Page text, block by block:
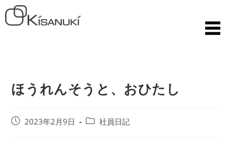
ほうれんそうと、おひたし
2023年2月9日 社員日記